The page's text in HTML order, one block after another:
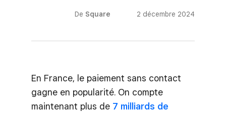
De Square 2 décembre 2024
En France, le paiement sans contact
gagne en popularité. On compte
maintenant plus de 7 milliards de